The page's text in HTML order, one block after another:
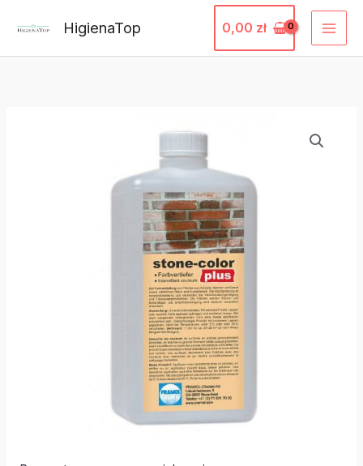
treści
HigienaTop 0,00 zł